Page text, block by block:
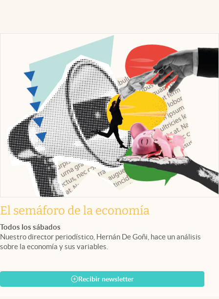
El semáforo de la economía
Todos los sábados
Nuestro director periodístico, Hernán De Goñi, hace un análisis
sobre la economía y sus variables.
Recibir newsletter